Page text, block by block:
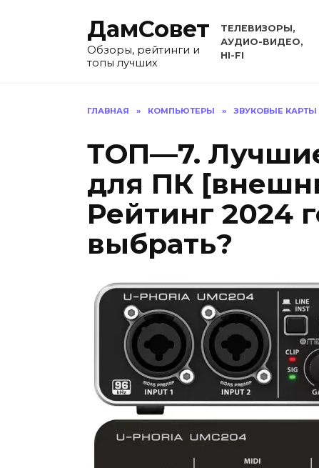
ДамСовет
Обзоры, рейтинги и
топы лучших
ТЕЛЕВИЗОРЫ,
АУДИО-ВИДЕО,
HI-FI
ГЛАВНАЯ » КОМПЬЮТЕРЫ » ЗВУКОВЫЕ КАРТЫ
ТОП—7.
для ПК
Рейтинг 2024
выбрать?